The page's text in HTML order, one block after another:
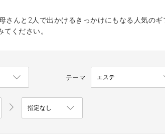
さんと2人で出かけるきっかけにもなる人気の
ください。
テーマ